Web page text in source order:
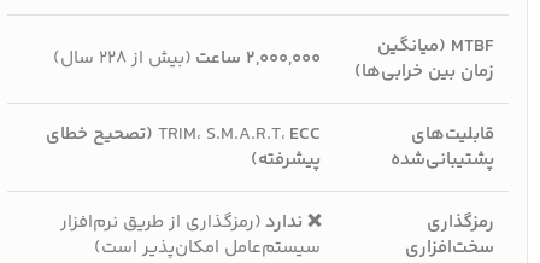
MTBF (میانگین
زمان بین خرابی‌ها)
۲,۰۰۰,۰۰۰ ساعت (بیش از ۲۲۸ سال)
قابلیت‌های
پشتیبانی‌شده
TRIM، S.M.A.R.T، ECC (تصحیح خطای
پیشرفته)
رمزگذاری
سخت‌افزاری
❌ ندارد(رمزگذاری از طریق نرم‌افزار
سیستم‌عامل امکان‌پذیر است)